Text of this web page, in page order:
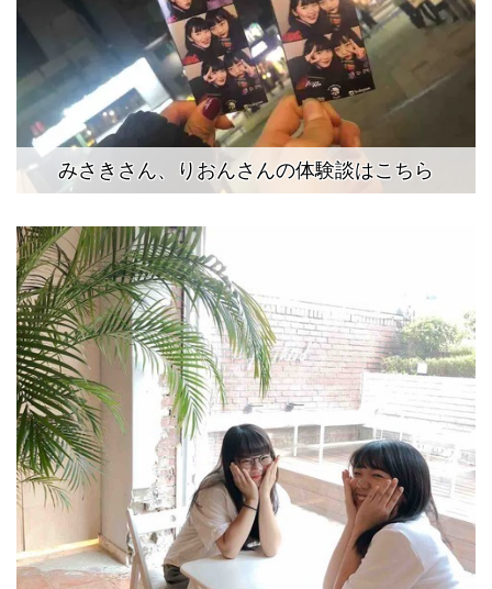
みさきさん、りおんさんの体験談はこちら